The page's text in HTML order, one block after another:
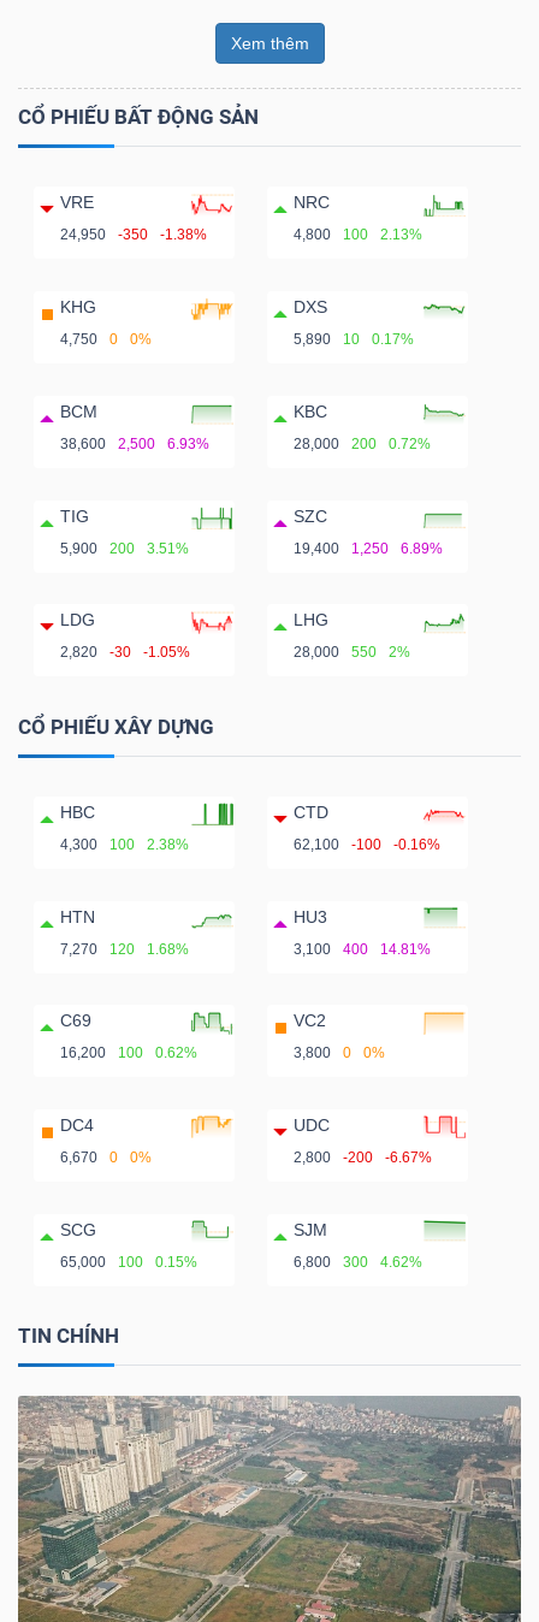
Xem thêm
CỔ PHIẾU BẤT ĐỘNG SẢN
VRE
24,950 -350 -1.38%
NRC
4,800 100 2.13%
KHG
4,750 0 0%
DXS
5,890 10 0.17%
BCM
38,600 2,500 6.93%
KBC
28,000 200 0.72%
TIG
5,900 200 3.51%
SZC
19,400 1,250 6.89%
LDG
2,820 -30 -1.05%
LHG
28,000 550 2%
CỔ PHIẾU XÂY DỰNG
HBC
4,300 100 2.38%
CTD
62,100 -100 -0.16%
HTN
7,270 120 1.68%
HU3
3,100 400 14.81%
C69
16,200 100 0.62%
VC2
3,800 0 0%
DC4
6,670 0 0%
UDC
2,800 -200 -6.67%
SCG
65,000 100 0.15%
SJM
6,800 300 4.62%
TIN CHÍNH